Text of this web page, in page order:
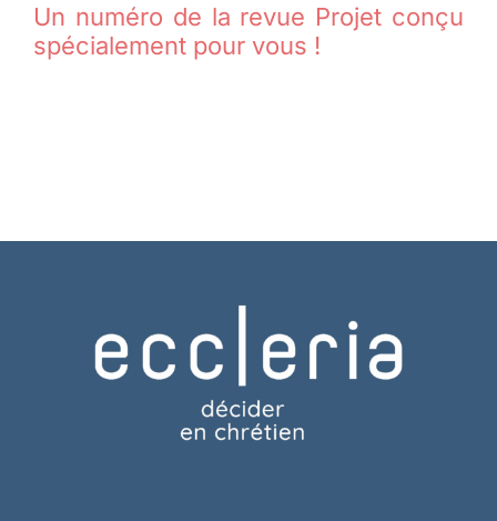
Un numéro de la revue Projet conçu
spécialement pour vous !